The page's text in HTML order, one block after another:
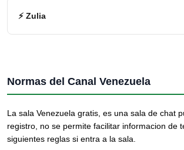
⚡ Zulia
Normas del Canal Venezuela
La sala Venezuela gratis, es una sala de chat
registro, no se permite facilitar informacion de
siguientes reglas si entra a la sala.